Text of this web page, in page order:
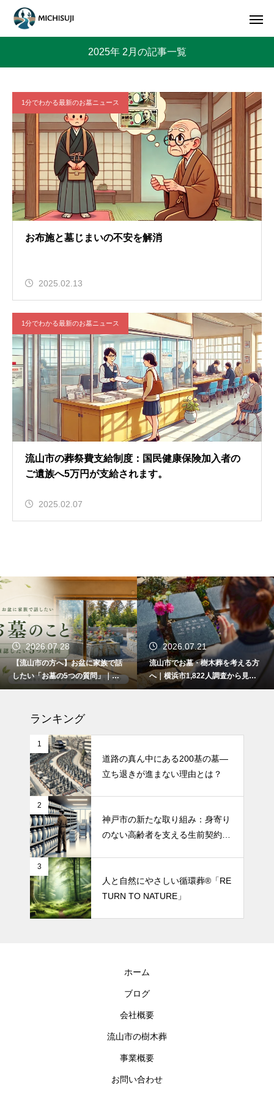
2025年 2月の記事一覧
1分でわかる最新のお墓ニュース
お布施と墓じまいの不安を解消
2025.02.13
1分でわかる最新のお墓ニュース
流山市の葬祭費支給制度：国民健康保険加入者の
ご遺族へ5万円が支給されます。
2025.02.07
2026.07.28
【流山市の方へ】お盆に家族で話
したい「お墓の5つの質問」｜ま
だ何も決まっていなくても大丈夫
2026.07.21
流山市でお墓・樹木葬を考える方
へ｜横浜市1,822人調査から見え
た3つの不安
ランキング
1
道路の真ん中にある200基の墓—
立ち退きが進まない理由とは？
2
神戸市の新たな取り組み：身寄り
のない高齢者を支える生前契約サ
3
人と自然にやさしい循環葬®︎「RE
TURN TO NATURE」
ホーム
ブログ
会社概要
流山市の樹木葬
事業概要
お問い合わせ